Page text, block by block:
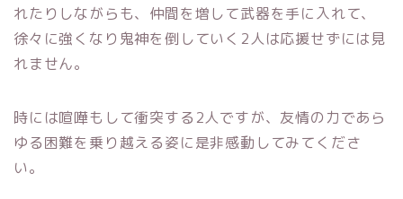
れたりしながらも、仲間を増して武器を手に入れて、
徐々に強くなり鬼神を倒していく2人は応援せずには見
れません。
時には喧嘩もして衝突する2人ですが、友情の力であら
ゆる困難を乗り越える姿に是非感動してみてくださ
い。